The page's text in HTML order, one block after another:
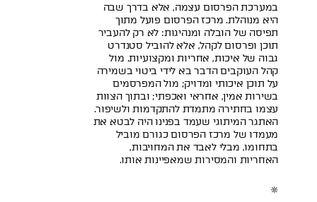
במערכת הפרסום עצמה, אלא בדרך שבה
היא מנוהלת. מרכז הפרסום פועל מתוך
תפיסה של הובלה ומנהיגות: לא רק להעביר
תוכן ופרסום לקהל, אלא להוביל סטנדרט
גבוה של איכות, אחריות ומקצועיות. מול
קהל העוקבים הדבר בא לידי ביטוי בשמירה
על תוכן איכותי ומדויק; מול המפרסמים
בשירות אמין, אחראי ואכפתי; ובתוך הצוות
עצמו בחתירה מתמדת להתקדמות ולשיפור.
האתגר המיתוגי שעמד בפנינו היה לבטא את
מעמדו של מרכז הפרסום כגורם מוביל
בתחומו, מבלי לאבד את המחויבות,
האחריות והמסירות שמאפיינות אותו.